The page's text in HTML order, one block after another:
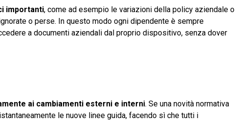
importanti, come ad esempio le variazioni della policy aziendale o
o perse. In questo modo ogni dipendente è sempre
a documenti aziendali dal proprio dispositivo, senza dover
ai cambiamenti esterni e interni. Se una novità normativa
le nuove linee guida, facendo sì che tutti i